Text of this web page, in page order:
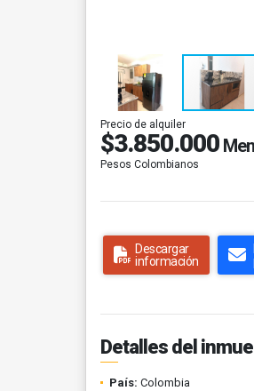
Precio de alquiler
$3.850.000
Pesos Colombianos
Descargar
información
Detalles del
País: Colombia